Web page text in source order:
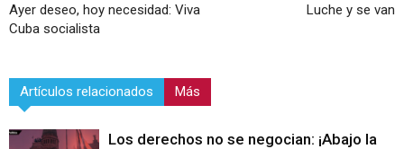
Ayer deseo, hoy necesidad: Viva
Cuba socialista
Luche y se van
Artículos relacionados Más
Los derechos no se negocian: ¡Abajo la